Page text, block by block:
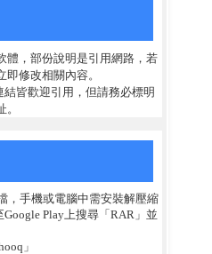
體，部份說明是引用網路，若
修改相關內容。
皆歡迎引用，但請務必標明
，手機或電腦中需安裝解壓縮
Play上搜尋「RAR」並
」